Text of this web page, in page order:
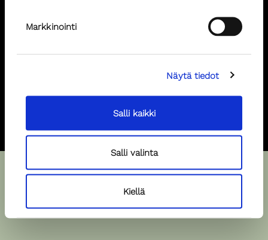
Markkinointi
Näytä tiedot
Salli kaikki
Salli valinta
Kiellä